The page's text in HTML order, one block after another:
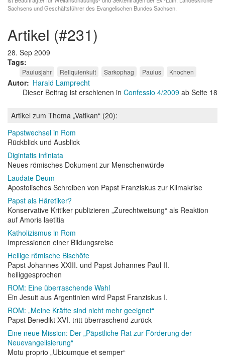
Sachsens und Geschäftsführer des Evangelischen Bundes Sachsen.
artikel (#231)
28. Sep 2009
Tags
Paulusjahr Reliquienkult Sarkophag Paulus Knochen
Autor
Harald Lamprecht
Dieser Beitrag ist erschienen in Confessio 4/2009 ab Seite 18
Artikel zum Thema „Vatikan“ (20):
Papstwechsel in Rom
Rückblick und Ausblick
Digintatis infiniata
Neues römisches Dokument zur Menschenwürde
Laudate Deum
Apostolisches Schreiben von Papst Franziskus zur Klimakrise
Papst als Häretiker?
Konservative Kritiker publizieren „Zurechtweisung“ als Reaktion
auf Amoris laetitia
Katholizismus in Rom
Impressionen einer Bildungsreise
Heilige römische Bischöfe
Papst Johannes XXIII. und Papst Johannes Paul II.
heiliggesprochen
ROM: Eine überraschende Wahl
Ein Jesuit aus Argentinien wird Papst Franziskus I.
ROM: „Meine Kräfte sind nicht mehr geeignet“
Papst Benedikt XVI. tritt überraschend zurück
Eine neue Mission: Der „Päpstliche Rat zur Förderung der
Neuevangelisierung“
Motu proprio „Ubicumque et semper“